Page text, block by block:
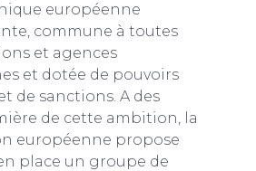
européenne
commune à toutes
et agences
et dotée de pouvoirs
de sanctions. A des
de cette ambition, la
européenne propose
place un groupe de